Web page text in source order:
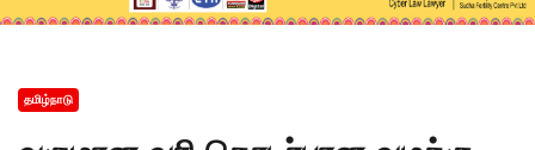
தமிழ்நாடு